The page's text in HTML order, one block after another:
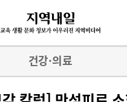
건강·의료